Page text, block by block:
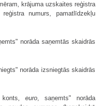
krājuma uzskaites reģistra
numurs, pamatlīdzekļu
norāda saņemtās skaidrās
norāda izsniegtās skaidrās
euro, saņemts" norāda